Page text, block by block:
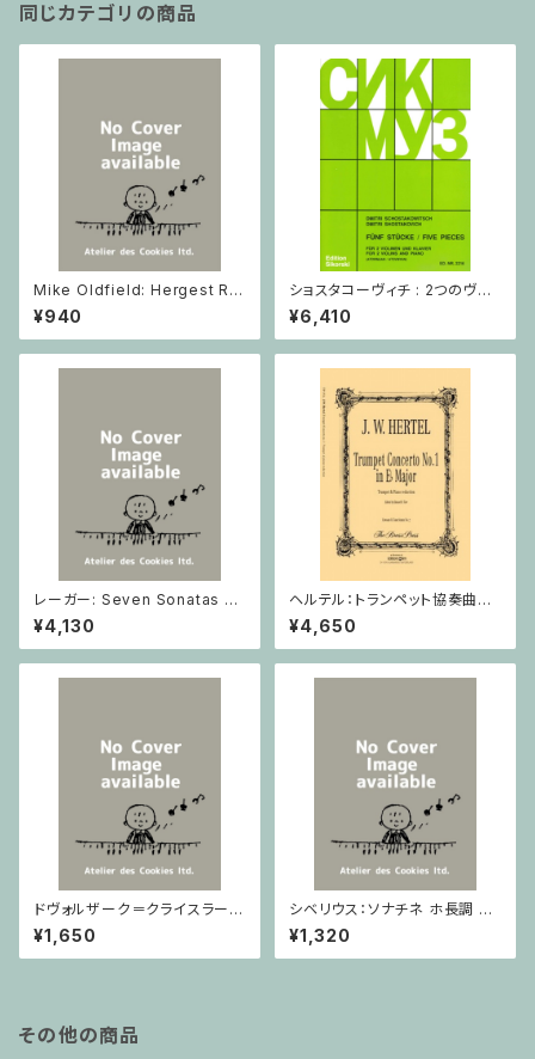
同じカテゴリの商品
Mike Oldfield: Hergest Rid
ge / ピアノ
¥940
ショスタコーヴィチ : 2つのヴァ
イオリンとピアノのための 5つの
小品 / ヴァイオリン2とピアノ
¥6,410
レーガー: Seven Sonatas o
p. 91 Heft 2 / ヴァイオリン
¥4,130
ヘルテル：トランペット協奏曲第1
番 変ホ長調/トランペット・ピア
ノ
¥4,650
ドヴォルザーク＝クライスラー：
スラヴ幻想曲 ロ短調 from Op.
55-4, Op.75 / ヴァイオリンと
ピアノ
¥1,650
シベリウス：ソナチネ ホ長調 O
p.80 / ヴァイオリンとピアノ
¥1,320
その他の商品